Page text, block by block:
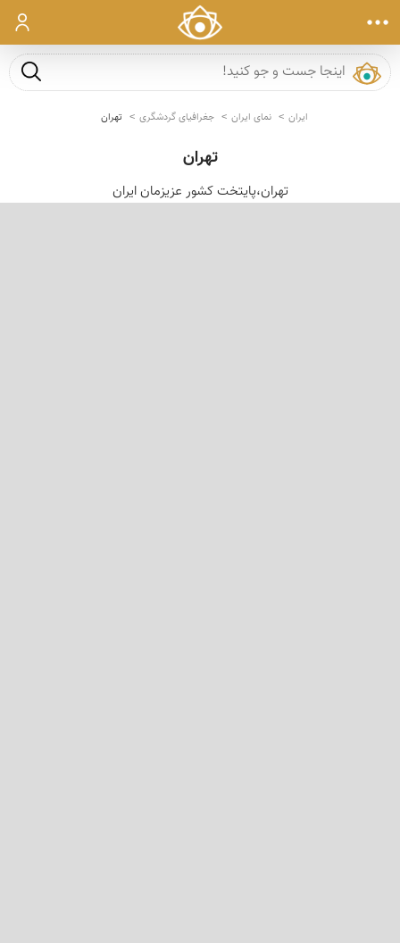
ورود
جست و
ایران نمای ایران جغرافیای گردشگری تهران
تهران
تهران،پایتخت کشور عزیزمان ایران